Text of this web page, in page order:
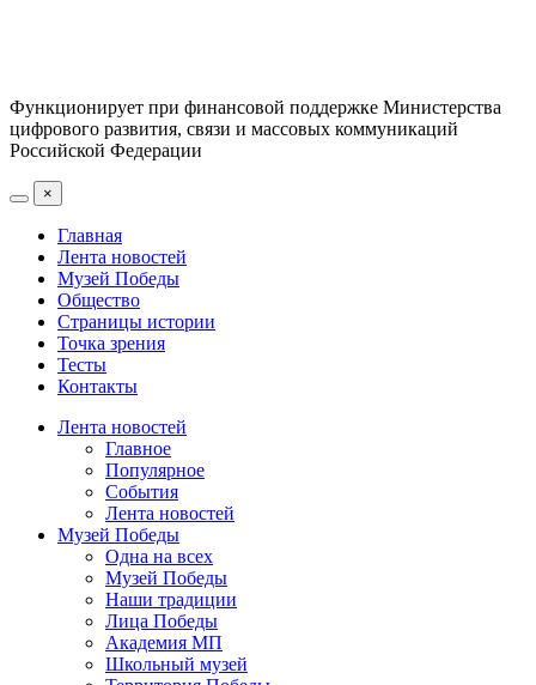
Функционирует при финансовой поддержке Министерства
цифрового развития, связи и массовых коммуникаций
Российской Федерации
×
Главная
Лента новостей
Музей Победы
Общество
Страницы истории
Точка зрения
Тесты
Контакты
Лента новостей
Главное
Популярное
События
Лента новостей
Музей Победы
Одна на всех
Музей Победы
Наши традиции
Лица Победы
Академия МП
Школьный музей